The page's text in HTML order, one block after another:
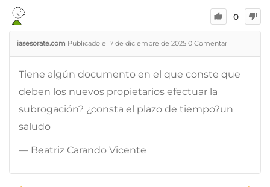
0
iasesorate.com Publicado el 7 de diciembre de 2025 0 Comentar
Tiene algún documento en el que conste que
deben los nuevos propietarios efectuar la
subrogación? ¿consta el plazo de tiempo?un
saludo
— Beatriz Carando Vicente